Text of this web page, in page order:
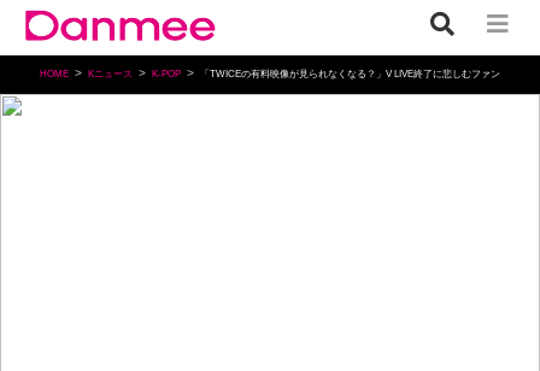
HOME Kニュース K-POP 「TWICEの有料映像が見られなくなる？」V LIVE終了に悲しむファン